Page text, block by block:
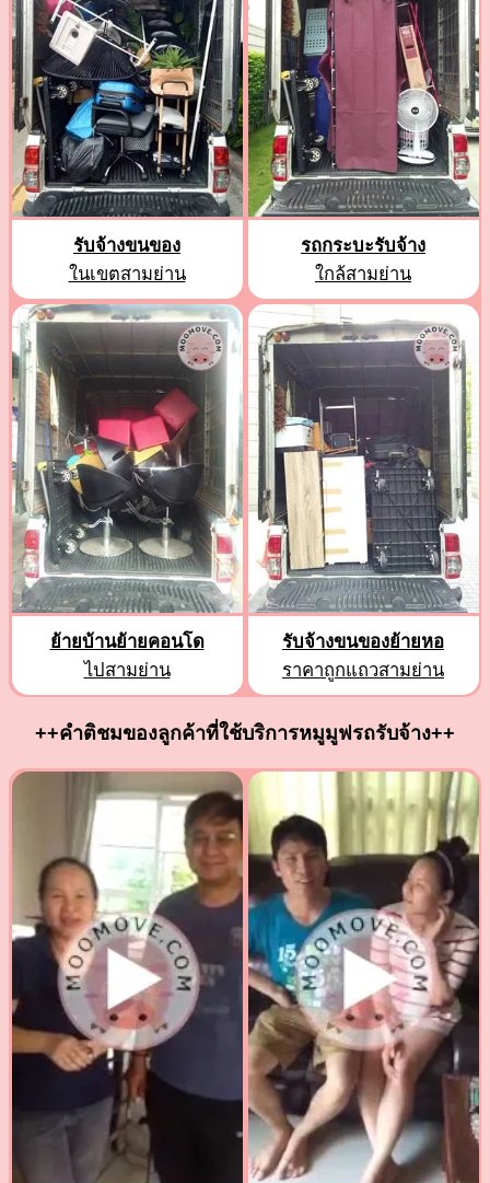
รับจ้างขนของ
ในเขตสามย่าน
รถกระบะรับจ้าง
ใกล้สามย่าน
ย้ายบ้านย้ายคอนโด
ไปสามย่าน
รับจ้างขนของย้ายหอ
ราคาถูกแถวสามย่าน
++คำติชมของลูกค้าที่ใช้บริการหมูมูฟรถรับจ้าง++